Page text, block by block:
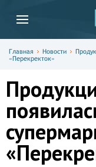
Главная Новости
«Перекректок»